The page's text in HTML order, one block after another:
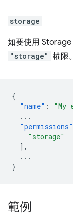
storage
如要使用
"storage" 權限
{
"name" : "My
...
"permissions"
"storage"
],
...
}
範例